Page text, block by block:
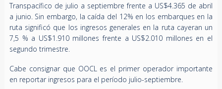
Transpacífico de julio a septiembre frente a US$4.365 de abril
a junio. Sin embargo, la caída del 12% en los embarques en la
ruta significó que los ingresos generales en la ruta cayeran un
7,5 % a US$1.910 millones frente a US$2.010 millones en el
segundo trimestre.
Cabe consignar que OOCL es el primer operador importante
en reportar ingresos para el período julio-septiembre.